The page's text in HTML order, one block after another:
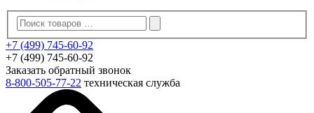
+7 (499) 745-60-92
+7 (499) 745-60-92
Заказать обратный звонок
8-800-505-77-22 техническая служба